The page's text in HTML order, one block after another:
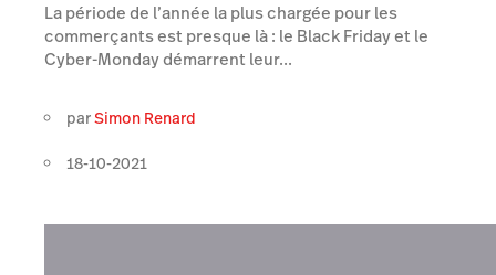
La période de l’année la plus chargée pour les
commerçants est presque là : le Black Friday et le
Cyber-Monday démarrent leur...
parSimon Renard
18-10-2021